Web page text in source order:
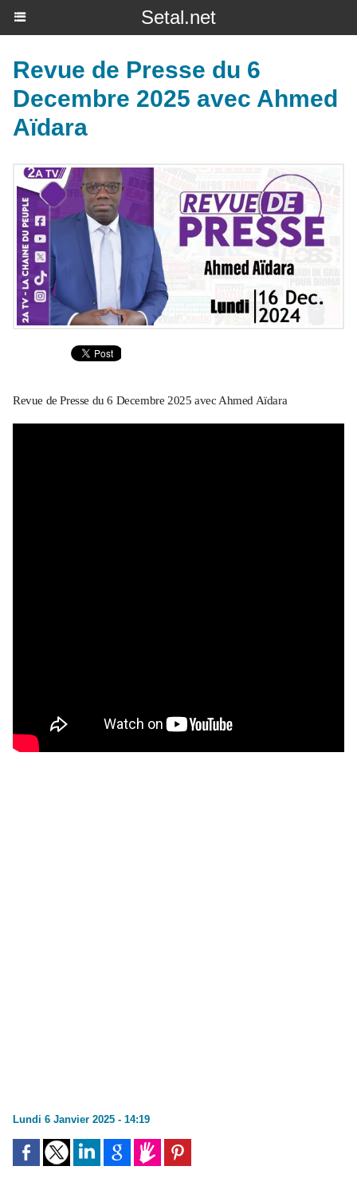
Setal.net
Revue de Presse du 6
Decembre 2025 avec Ahmed
Aïdara
Revue de Presse du 6 Decembre 2025 avec Ahmed Aïdara
Lundi 6 Janvier 2025 - 14:19